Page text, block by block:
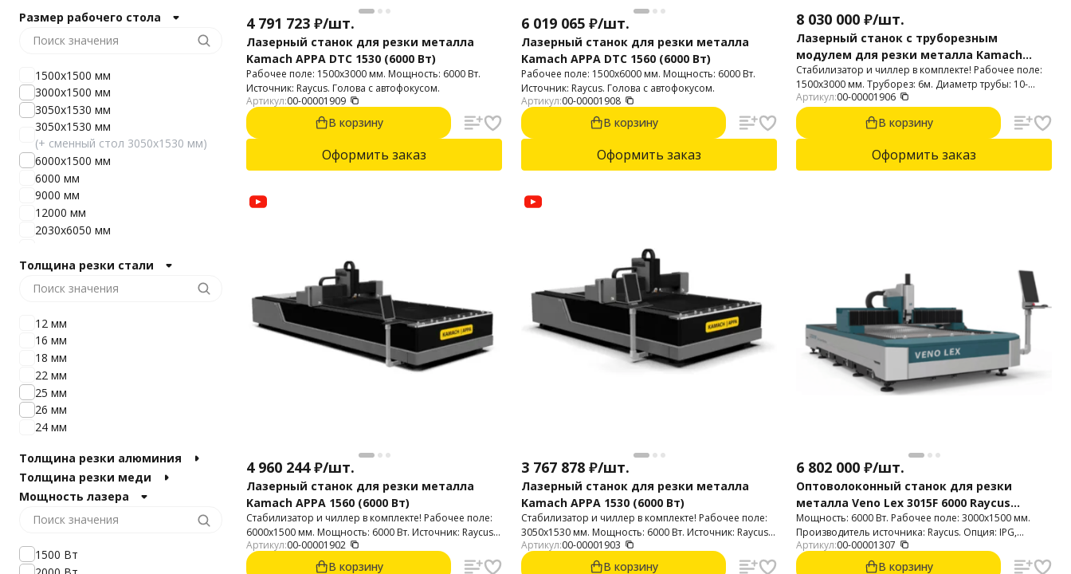
4 791 723 ₽/шт.
Лазерный станок для резки металла
Kamach APPA DTC 1530 (6000 Вт)
Рабочее поле: 1500х3000 мм. Мощность: 6000 Вт.
Источник: Raycus. Голова с автофокусом.
Артикул:00-00001909
В корзину
Оформить заказ
6 019 065 ₽/шт.
Лазерный станок для резки металла
Kamach APPA DTC 1560 (6000 Вт)
Рабочее поле: 1500х6000 мм. Мощность: 6000 Вт.
Источник: Raycus. Голова с автофокусом.
Артикул:00-00001908
В корзину
Оформить заказ
8 030 000 ₽/шт.
Лазерный станок с труборезным
модулем для резки металла Kamach
APPA T6 1530/1024 (6000 Вт)
Стабилизатор и чиллер в комплекте! Рабочее поле:
1500х3000 мм. Труборез: 6м. Диаметр трубы: 10-
240мм. Источник: Raycus, 6 кВт. Автофокус.
Артикул:00-00001906
В корзину
Оформить заказ
4 960 244 ₽/шт.
Лазерный станок для резки металла
Kamach APPA 1560 (6000 Вт)
Стабилизатор и чиллер в комплекте! Рабочее поле:
6000х1500 мм. Мощность: 6000 Вт. Источник: Raycus.
Автофокус. Резка стали до 26 мм. Нержавейки до 12
мм. Алюминий до 10 мм.
Артикул:00-00001902
В корзину
3 767 878 ₽/шт.
Лазерный станок для резки металла
Kamach APPA 1530 (6000 Вт)
Стабилизатор и чиллер в комплекте! Рабочее поле:
3050х1530 мм. Мощность: 6000 Вт. Источник: Raycus.
Автофокус. Резка стали до 26 мм. Нержавейки до 12
мм. Алюминий до 10 мм.
Артикул:00-00001903
В корзину
6 802 000 ₽/шт.
Оптоволоконный станок для резки
металла Veno Lex 3015F 6000 Raycus
BM114S
Мощность: 6000 Вт. Рабочее поле: 3000х1500 мм.
Производитель источника: Raycus. Опция: IPG,
Maxphotonics.
Артикул:00-00001307
В корзину
Размер рабочего стола
1500х1500 мм
3000х1500 мм
3050x1530 мм
3050x1530 мм
(+ сменный стол 3050x1530 мм)
6000х1500 мм
6000 мм
9000 мм
12000 мм
2030х6050 мм
1500х3000 мм
1500х6000 мм
Толщина резки стали
12 мм
16 мм
18 мм
22 мм
25 мм
26 мм
24 мм
Толщина резки алюминия
Толщина резки меди
Мощность лазера
1500 Вт